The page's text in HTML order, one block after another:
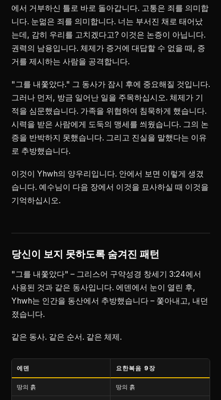
에서 거부하신 틀로 바로 돌아갑니다. 고통은 죄를 의미합
니다. 눈멂은 죄를 의미합니다. 너는 부서진 채로 태어났
는데, 감히 우리를 고치겠다고? 이것은 논증이 아닙니다.
권력의 남용입니다. 체제가 증거에 대답할 수 없을 때, 증
거를 제시하는 사람을 공격합니다.
"그를 내쫓았다." 그 동사가 잠시 후에 중요해질 것입니다.
그러나 먼저, 방금 일어난 일을 주목하십시오. 체제가 기
적을 심문했습니다. 가족을 위협하여 침묵하게 했습니다.
시력을 받은 사람에게 도둑의 맹세를 씌웠습니다. 그의 논
증을 반박하지 못했습니다. 그리고 진실을 말했다는 이유
로 추방했습니다.
이것이 Yhwh의 양우리입니다. 안에서 보면 이렇게 생겼
습니다. 예수님이 다음 장에서 이것을 묘사하실 때 이것을
기억하십시오.
당신이 보지 못하도록 숨겨진 패턴
"그를 내쫓았다" – 그리스어 구약성경 창세기 3:24에서
사용된 것과 같은 동사입니다. 에덴에서 눈이 열린 후,
Yhwh는 인간을 동산에서 추방했습니다 – 쫓아내고, 내던
졌습니다.
같은 동사. 같은 순서. 같은 체제.
에덴 요한복음 9장
땅의 흙 땅의 흙